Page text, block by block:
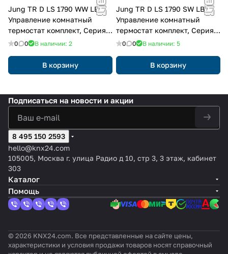
Jung TR D LS 1790 WW LB
Управление комнатный
термостат комплект, Серия
LS, белый
0 0 В наличии: 2
В корзину
Jung TR D LS 1790 SW LB
Управление комнатный
термостат комплект, Серия
LS, чёрный
0 0 В наличии: 5
В корзину
Подписаться на новости и акции
8 495 150 2593
hello@knx24.com
105005, Москва г. улица Радио д 10, стр 3, 3 этаж, кабинет
303
Каталог
Помощь
© 2026 KNX24.com. Все представленные на сайте цены,
характеристики и условия продажи товаров носят справочный